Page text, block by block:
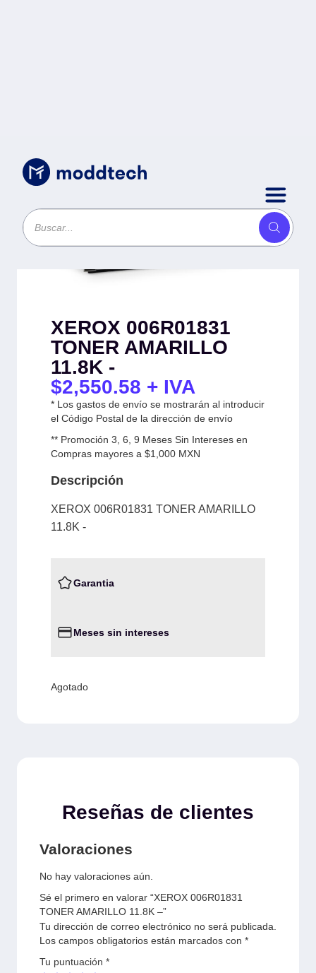
XEROX 006R01831
TONER AMARILLO
11.8K -
$2,550.58 + IVA
* Los gastos de envío se mostrarán al introducir
el Código Postal de la dirección de envío
** Promoción 3, 6, 9 Meses Sin Intereses en
Compras mayores a $1,000 MXN
Descripción
XEROX 006R01831 TONER AMARILLO
11.8K -
Garantia
Meses sin intereses
Agotado
Reseñas de clientes
Valoraciones
No hay valoraciones aún.
Sé el primero en valorar “XEROX 006R01831
TONER AMARILLO 11.8K –”
Tu dirección de correo electrónico no será publicada.
Los campos obligatorios están marcados con *
Tu puntuación *